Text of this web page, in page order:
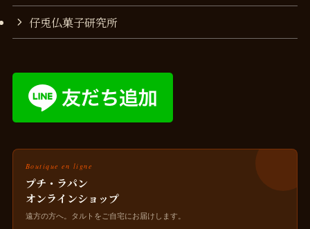
仔兎仏菓子研究所
Boutique en ligne
プチ・ラパン
オンラインショップ
遠方の方へ。タルトをご自宅にお届けします。